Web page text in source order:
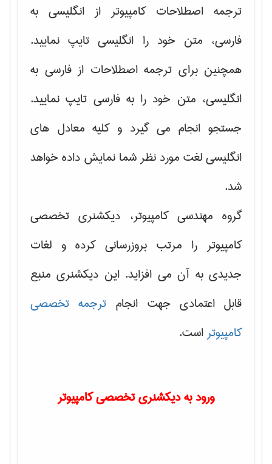
ترجمه اصطلاحات کامپیوتر از انگلیسی به
فارسی، متن خود را انگلیسی تایپ نمایید.
همچنین برای ترجمه اصطلاحات از فارسی به
انگلیسی، متن خود را به فارسی تایپ نمایید.
جستجو انجام می گیرد و کلیه معادل های
انگلیسی لغت مورد نظر شما نمایش داده خواهد
شد.
گروه مهندسی کامپیوتر، دیکشنری تخصصی
کامپیوتر را مرتب بروزرسانی کرده و لغات
جدیدی به آن می افزاید. این دیکشنری منبع
قابل اعتمادی جهت انجام ترجمه تخصصی
کامپیوتراست.
ورود به دیکشنری تخصصی کامپیوتر